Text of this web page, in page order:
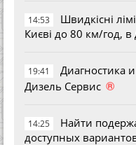
14:53
Швидкісні
Києві до 80 км/год, в
19:41
Диагностика
Дизель Сервис ®
14:25
Найти
доступных